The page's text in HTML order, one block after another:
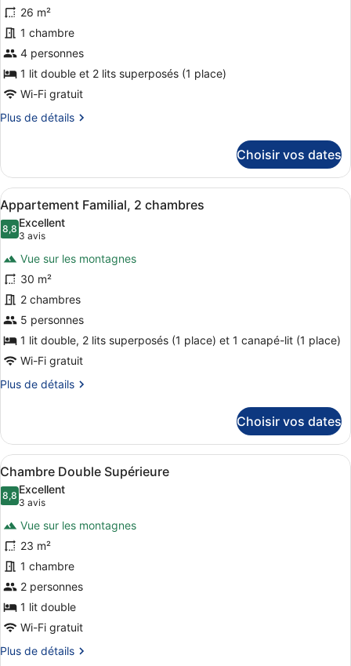
ce
type
de
chambre :
Chambre
Quadruple
Familiale
26 m²
1 chambre
4 personnes
1 lit double et 2 lits superposés (1 place)
Wi-Fi gratuit
Plus de détails
Plus
le
type
de
chambre
Chambre
Quadruple
Familiale
Choisir vos dates
Afficher
toutes
les
photos
pour
ce
type
de
chambre :
Appartement
Familial,
2
Une chambre d’hôtel moderne
10
Appartement Familial, 2 chambres
8,88,8 sur 10
Excellent
3 avis
(3 avis)
Vue sur les montagnes
30 m²
2 chambres
5 personnes
1 lit double, 2 lits superposés (1 place) et 1 canapé-lit (1 place)
Wi-Fi gratuit
Plus de détails
Plus
le
type
de
chambre
Appartement
Familial,
2
chambres
Choisir vos dates
Afficher
toutes
les
photos
pour
ce
type
de
chambre :
Chambre
Double
Supérieure
Une chambre d’hôtel avec un lit,
10
Chambre Double Supérieure
8,88,8 sur 10
Excellent
3 avis
(3 avis)
Vue sur les montagnes
23 m²
1 chambre
2 personnes
1 lit double
Wi-Fi gratuit
Plus de détails
Plus